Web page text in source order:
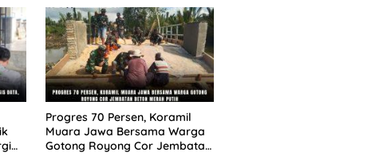
Progres 70 Persen, Koramil
Muara Jawa Bersama Warga
Gotong Royong Cor Jembatan